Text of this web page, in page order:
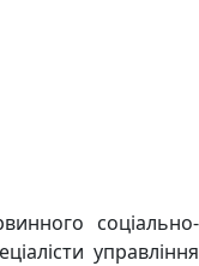
соціально-
управління